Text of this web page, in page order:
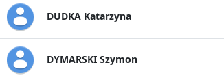
DUDKA Katarzyna
DYMARSKI Szymon